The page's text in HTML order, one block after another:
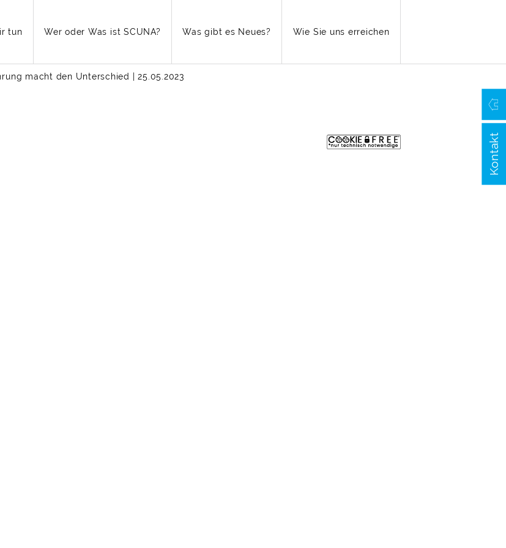
tun Wer oder Was ist SCUNA? Was gibt es Neues? Wie Sie uns erreichen
macht den Unter­schied | 25.05.2023
Kontakt